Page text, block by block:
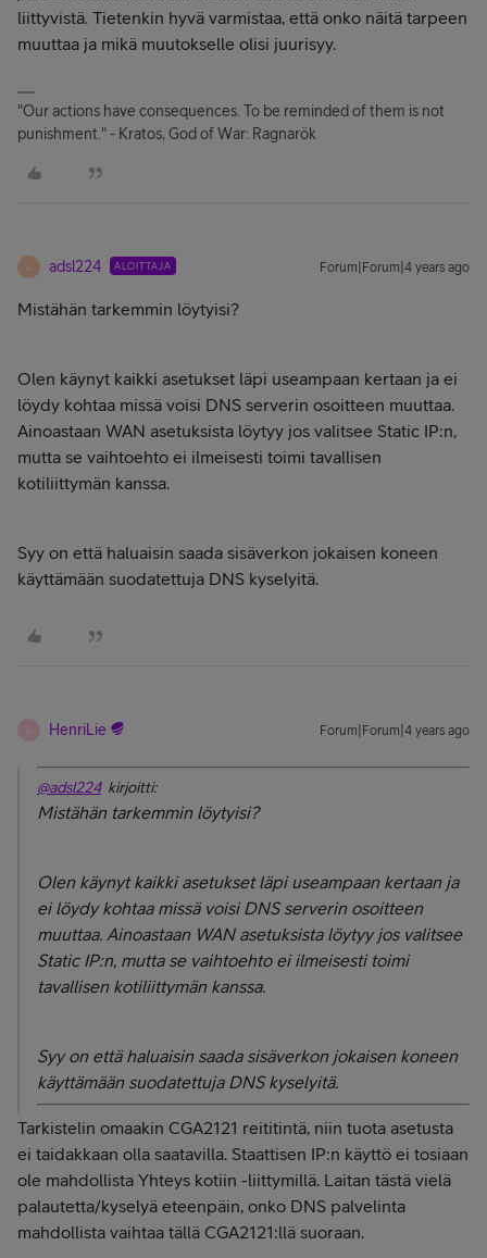
liittyvistä. Tietenkin hyvä varmistaa, että onko näitä tarpeen
muuttaa ja mikä muutokselle olisi juurisyy.
"Our actions have consequences. To be reminded of them is not
punishment." - Kratos, God of War: Ragnarök
A adsl224 ALOITTAJA Forum|Forum|4 years ago
Mistähän tarkemmin löytyisi?
Olen käynyt kaikki asetukset läpi useampaan kertaan ja ei
löydy kohtaa missä voisi DNS serverin osoitteen muuttaa.
Ainoastaan WAN asetuksista löytyy jos valitsee Static IP:n,
mutta se vaihtoehto ei ilmeisesti toimi tavallisen
kotiliittymän kanssa.
Syy on että haluaisin saada sisäverkon jokaisen koneen
käyttämään suodatettuja DNS kyselyitä.
HenriLie Forum|Forum|4 years ago
@adsl224kirjoitti:
Mistähän tarkemmin löytyisi?
Olen käynyt kaikki asetukset läpi useampaan kertaan ja
ei löydy kohtaa missä voisi DNS serverin osoitteen
muuttaa. Ainoastaan WAN asetuksista löytyy jos valitsee
Static IP:n, mutta se vaihtoehto ei ilmeisesti toimi
tavallisen kotiliittymän kanssa.
Syy on että haluaisin saada sisäverkon jokaisen koneen
käyttämään suodatettuja DNS kyselyitä.
Tarkistelin omaakin CGA2121 reititintä, niin tuota asetusta
ei taidakkaan olla saatavilla. Staattisen IP:n käyttö ei tosiaan
ole mahdollista Yhteys kotiin -liittymillä. Laitan tästä vielä
palautetta/kyselyä eteenpäin, onko DNS palvelinta
mahdollista vaihtaa tällä CGA2121:llä suoraan.